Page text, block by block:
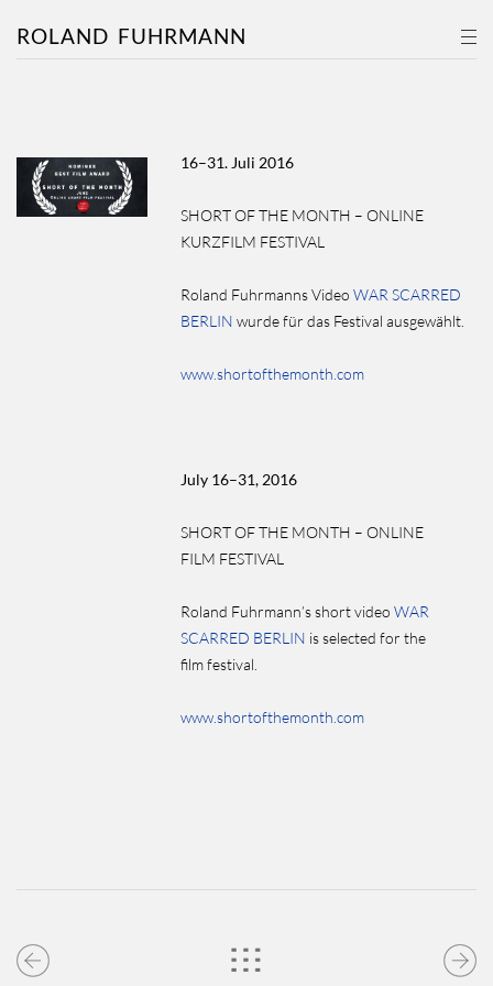
ROLAND FUHRMANN
16–31. Juli 2016
SHORT OF THE MONTH – ONLINE
KURZFILM FESTIVAL
Roland Fuhrmanns VideoWAR SCARRED
BERLIN wurde für das Festival ausgewählt.
www.shortofthemonth.com
July 16–31, 2016
SHORT OF THE MONTH – ONLINE
FILM FESTIVAL
Roland Fuhrmann’s short videoWAR
SCARRED BERLIN is selected for the
film festival.
www.shortofthemonth.com